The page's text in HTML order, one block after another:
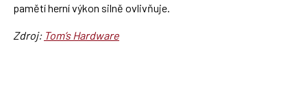
pamětí herní výkon silně ovlivňuje.
Zdroj: Tom’s Hardware